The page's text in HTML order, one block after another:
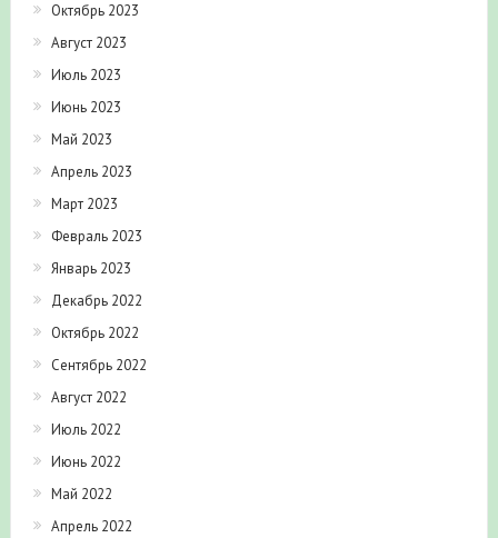
Октябрь 2023
Август 2023
Июль 2023
Июнь 2023
Май 2023
Апрель 2023
Март 2023
Февраль 2023
Январь 2023
Декабрь 2022
Октябрь 2022
Сентябрь 2022
Август 2022
Июль 2022
Июнь 2022
Май 2022
Апрель 2022